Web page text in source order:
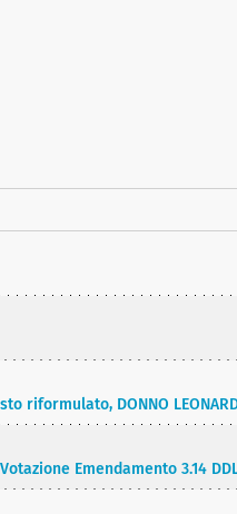
riformulato, DONNO
Emendamento 3.14